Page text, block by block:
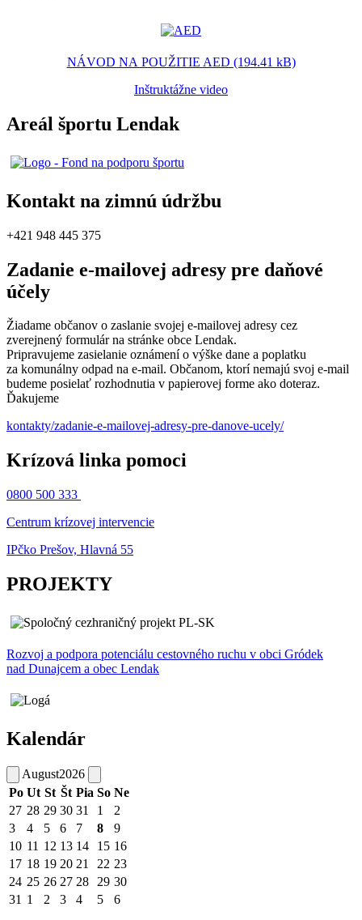
NÁVOD NA POUŽITIE AED (194.41 kB)
Inštruktážne video
Areál športu Lendak
Kontakt na zimnú údržbu
+421 948 445 375
Zadanie e-mailovej adresy pre daňové
účely
Žiadame občanov o zaslanie svojej e-mailovej adresy cez
zverejnený formulár na stránke obce Lendak.
Pripravujeme zasielanie oznámení o výške dane a poplatku
za komunálny odpad na e-mail. Občanom, ktorí nemajú svoj e-mail
budeme posielať rozhodnutia v papierovej forme ako doteraz.
Ďakujeme
kontakty/zadanie-e-mailovej-adresy-pre-danove-ucely/
Krízová linka pomoci
0800 500 333
Centrum krízovej intervencie
IPčko Prešov, Hlavná 55
PROJEKTY
Rozvoj a podpora potenciálu cestovného ruchu v obci Gródek
nad Dunajcem a obec Lendak
Kalendár
August2026
Po Ut St Št Pia So Ne
27 28 29 30 31 1
2
3
4 5 6 7 8
9
10 11 12 13 14 15 16
17 18 19 20 21 22 23
24 25 26 27 28 29 30
31 1 2 3 4 5 6